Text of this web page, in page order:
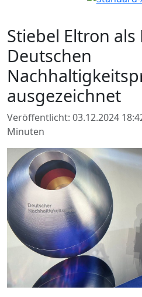
Stiebel Eltron
Deutschen
ausgezeichnet
Veröffentlicht: 03.12.2024
Minuten